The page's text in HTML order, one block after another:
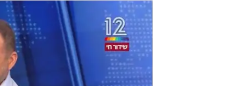
ואפקטיבית יותר אפילו מאשר המהלך
- מתרכז בעיקר בנושאים שלא כוללים
מובהקים פוטרו, והורדת תוכניות
בדיעבד, גם הבחירה לפני שנתיים
כמי שלא יריב עם ההנהלה בשום אופן